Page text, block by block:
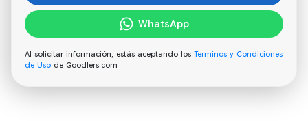
WhatsApp
Al solicitar información, estás aceptando los Terminos y Condiciones
de Uso de Goodlers.com